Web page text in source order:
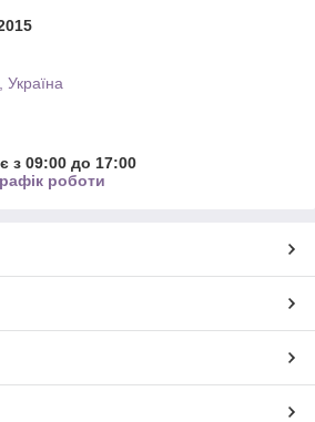
Україна
з 09:00 до 17:00
роботи